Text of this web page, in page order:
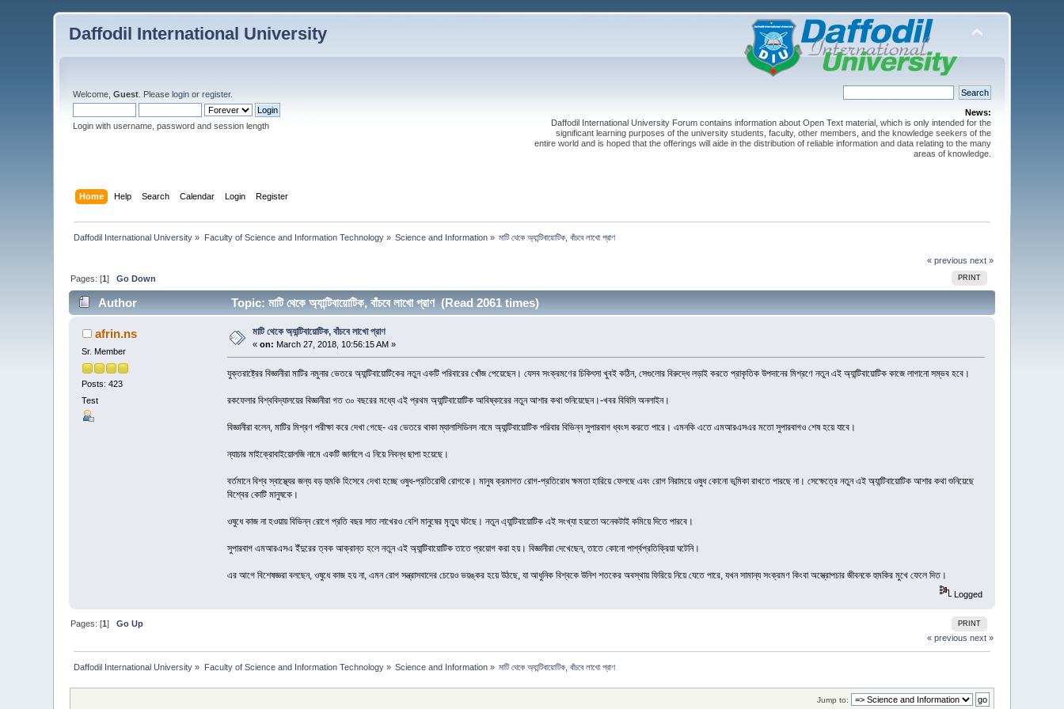
Daffodil International University
Welcome,Guest . Pleaselogin orregister.
Login with username, password and session length
News:
Daffodil International University Forum contains information about Open Text material, which is only intended for the
significant learning purposes of the university students, faculty, other members, and the knowledge seekers of the
entire world and is hoped that the offerings will aide in the distribution of reliable information and data relating to the many
areas of knowledge.
Home Help Search Calendar Login Register
Daffodil International University » Faculty of Science and Information Technology» Science and Information » মাটি থেকে অ্যান্টিবায়োটিক, বাঁচবে লাখো প্রাণ
« previous next »
PRINT
Pages: [1]Go Down
Author Topic: মাটি থেকে অ্যান্টিবায়োটিক, বাঁচবে লাখো প্রাণ (Read 2061 times)
afrin.ns
Sr. Member
Posts: 423
Test
মাটি থেকে অ্যান্টিবায়োটিক, বাঁচবে লাখো প্রাণ
«on: March 27, 2018, 10:56:15 AM »
যুক্তরাষ্ট্রের বিজ্ঞানীরা মাটির নমুনার ভেতরে অ্যান্টিবায়োটিকের নতুন একটি পরিবারের খোঁজ পেয়েছেন। যেসব সংক্রমণের চিকিৎসা খুবই কঠিন, সেগুলোর বিরুদ্ধে লড়াই করতে প্রাকৃতিক উপদানের মিশ্রণে নতুন এই অ্যান্টিবায়োটিক কাজে লাগানো সম্ভব হবে।
রকফেলার বিশ্ববিদ্যালয়ের বিজ্ঞানীরা গত ৩০ বছরের মধ্যে এই প্রথম অ্যান্টিবায়োটিক আবিষ্কারের নতুন আশার কথা শুনিয়েছেন।-খবর বিবিসি অনলাইন।
বিজ্ঞানীরা বলেন, মাটির মিশ্রণ পরীক্ষা করে দেখা গেছে- এর ভেতরে থাকা ম্যালাসিডিনস নামে অ্যান্টিবায়োটিক পরিবার বিভিন্ন সুপারবাগ ধ্বংস করতে পারে। এমনকি এতে এমআরএসএর মতো সুপারবাগও শেষ হয়ে যাবে।
ন্যাচার মাইক্রোবাইয়োলজি নামে একটি জার্নালে এ নিয়ে নিবন্ধ ছাপা হয়েছে।
বর্তমানে বিশ্ব স্বাস্থ্যের জন্য বড় হুমকি হিসেবে দেখা হচ্ছে ওষুধ-প্রতিরোধী রোগকে। মানুষ ক্রমাগত রোগ-প্রতিরোধ ক্ষমতা হারিয়ে ফেলছে এবং রোগ নিরাময়ে ওষুধ কোনো ভূমিকা রাখতে পারছে না। সেক্ষেত্রে নতুন এই অ্যান্টিবায়োটিক আশার কথা শুনিয়েছে
বিশ্বের কোটি মানুষকে।
ওষুধে কাজ না হওয়ায় বিভিন্ন রোগে প্রতি বছর সাত লাখেরও বেশি মানুষের মৃত্যু ঘটছে। নতুন এ্যান্টিবায়োটিক এই সংখ্যা হয়তো অনেকটাই কমিয়ে দিতে পারবে।
সুপারবাগ এমআরএসএ ইঁদুরের ত্বক আক্রান্ত হলে নতুন এই অ্যান্টিবায়োটিক তাতে প্রয়োগ করা হয়। বিজ্ঞানীরা দেখেছেন, তাতে কোনো পার্শ্বপ্রতিক্রিয়া ঘটেনি।
এর আগে বিশেষজ্ঞরা বলছেন, ওষুধে কাজ হয় না, এমন রোগ সন্ত্রাসবাদের চেয়েও ভয়ঙ্কর হয়ে উঠছে, যা আধুনিক বিশ্বকে উনিশ শতকের অবস্থায় ফিরিয়ে নিয়ে যেতে পারে, যখন সামান্য সংক্রমণ কিংবা অস্ত্রোপচার জীবনকে হুমকির মুখে ফেলে দিত।
Logged
PRINT
Pages: [1]Go Up
« previous next »
Daffodil International University » Faculty of Science and Information Technology» Science and Information » মাটি থেকে অ্যান্টিবায়োটিক, বাঁচবে লাখো প্রাণ
Jump to: